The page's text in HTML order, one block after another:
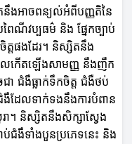
នឹងអាចពន្យល់អំពីបញ្ញតិនៃ
រពៃណីវប្បធម៌ និង ផ្នែកច្បាប់
ត្តផងដែរ។ និស្សិតនឹង
លកើតឡើងសាមញ្ញ នឹងញឹក
ា ជំងឺធ្លាក់ទឹកចិត្ត ជំងឺថប់
ជំងឺដែលទាក់ទងនឹងការបំពាន
ា។ និស្សិតនឹងសិក្សាស្វែង
ប់ជំងឺទាំងបួនប្រភេទនេះ និង